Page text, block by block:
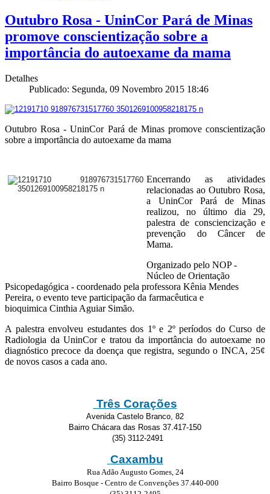
Outubro Rosa - UninCor Pará de Minas
promove conscientização sobre a
importância do autoexame da mama
Detalhes
Publicado: Segunda, 09 Novembro 2015 18:46
Outubro Rosa - UninCor Pará de Minas promove conscientização
sobre a importância do autoexame da mama
Encerrando as atividades
relacionadas ao Outubro Rosa,
a UninCor Pará de Minas
realizou, no último dia 29,
palestra de consciencização e
prevenção do Câncer de
Mama.
Organizado pelo NOP -
Núcleo de Orientação
Psicopedagógica - coordenado pela professora Kênia Mendes
Pereira, o evento teve participação da farmacêutica e
bioquimica Cinthia Aguiar Simão.
A palestra envolveu estudantes dos 1º e 2º períodos do Curso de
Radiologia da UninCor e tratou da importância do autoexame no
diagnóstico precoce da doença que registra, segundo o INCA, 25¢
de novos casos a cada ano.
Três Corações
Avenida Castelo Branco, 82
Bairro Chácara das Rosas 37.417-150
(35) 3112-2491
Caxambu
Rua Adão Augusto Gomes, 24
Bairro Bosque - Centro de Convenções 37.440-000